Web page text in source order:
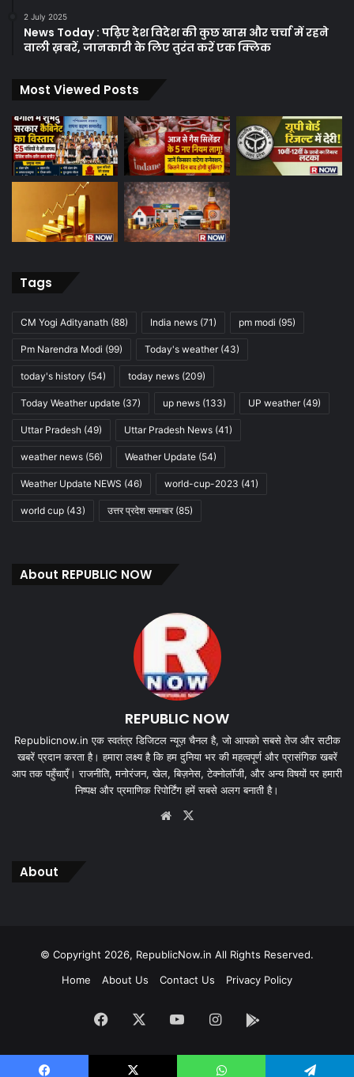
2 July 2025
News Today : पढ़िए देश विदेश की कुछ खास और चर्चा में रहने
वाली ख़बरें, जानकारी के लिए तुरंत करें एक क्लिक
Most Viewed Posts
Tags
CM Yogi Adityanath (88) India news (71) pm modi (95)
Pm Narendra Modi (99) Today's weather(43)
today's history (54) today news (209)
Today Weather update (37) up news (133) UP weather(49)
Uttar Pradesh (49) Uttar Pradesh News (41)
weather news (56) Weather Update (54)
Weather Update NEWS (46) world-cup-2023 (41)
world cup (43) उत्तर प्रदेश समाचार(85)
About REPUBLIC NOW
REPUBLIC NOW
Republicnow.in एक स्वतंत्र डिजिटल न्यूज़ चैनल है, जो आपको सबसे तेज और सटीक
खबरें प्रदान करता है। हमारा लक्ष्य है कि हम दुनिया भर की महत्वपूर्ण और प्रासंगिक खबरें
आप तक पहुँचाएँ। राजनीति, मनोरंजन, खेल, बिज़नेस, टेक्नोलॉजी, और अन्य विषयों पर हमारी
निष्पक्ष और प्रमाणिक रिपोर्टिंग हमें सबसे अलग बनाती है।
Website
About
© Copyright 2026, RepublicNow.in All Rights Reserved.
Home
About Us Contact Us Privacy Policy
Facebook YouTubeInstagram